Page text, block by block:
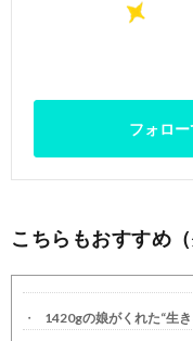
フォロ
こちらもおすすめ（
1420gの娘がくれた“生き